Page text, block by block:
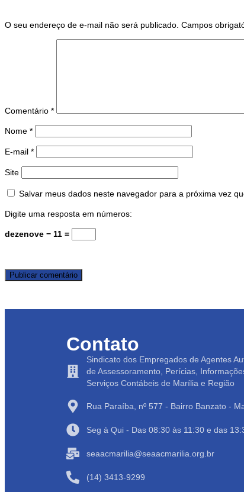
O seu endereço de e-mail não será publicado. Campos
Comentário *
Nome *
E-mail *
Site
Salvar meus dados neste navegador para a próxima vez
Digite uma resposta em números:
dezenove − 11 =
Contato
Sindicato dos Empregados de Agentes
de Assessoramento, Perícias,
Serviços Contábeis de Marília e Região
Rua Paraíba, nº 577 - Bairro Banzato -
Seg à Qui - Das 08:30 às 11:30 e das
seaacmarilia@seaacmarilia.org.br
(14) 3413-9299